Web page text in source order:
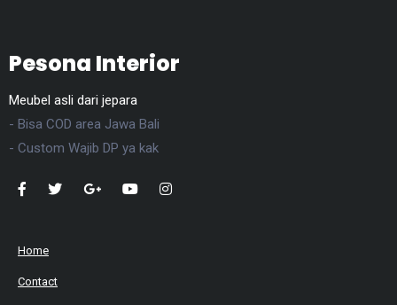
Pesona Interior
Meubel asli dari jepara
- Bisa COD area Jawa Bali
- Custom Wajib DP ya kak
Home
Contact